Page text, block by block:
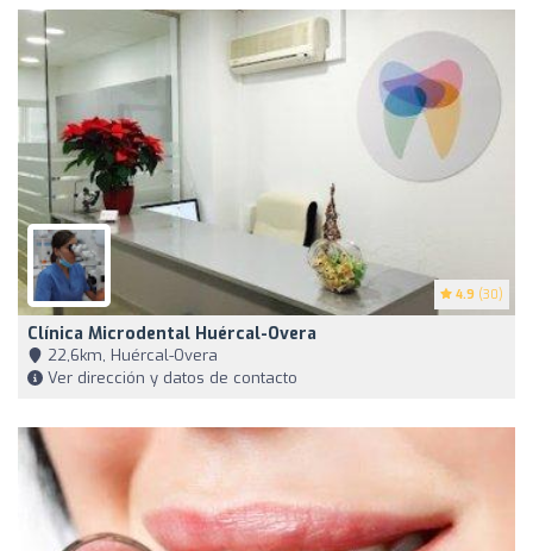
4.9 (30)
Clínica Microdental Huércal-Overa
22,6km, Huércal-Overa
Ver dirección y datos de contacto